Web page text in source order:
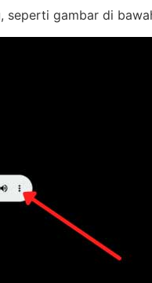
seperti gambar di